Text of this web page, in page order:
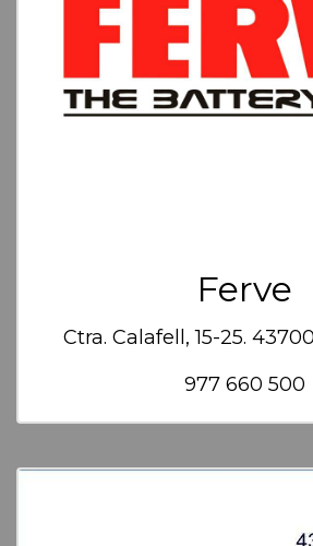
Ferve
Ctra. Calafell, 15-25.
977 660 500